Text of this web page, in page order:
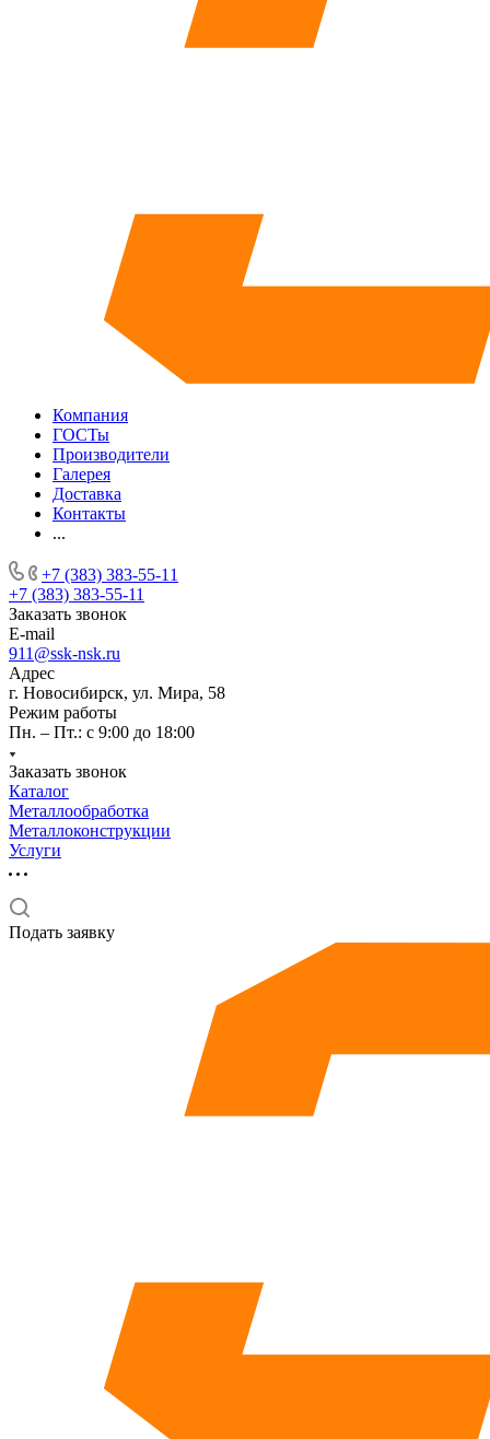
Компания
ГОСТы
Производители
Галерея
Доставка
Контакты
...
+7 (383) 383-55-11
+7 (383) 383-55-11
Заказать звонок
E-mail
911@ssk-nsk.ru
Адрес
г. Новосибирск, ул. Мира, 58
Режим работы
Пн. – Пт.: с 9:00 до 18:00
Заказать звонок
Каталог
Металлообработка
Металлоконструкции
Услуги
Подать заявку